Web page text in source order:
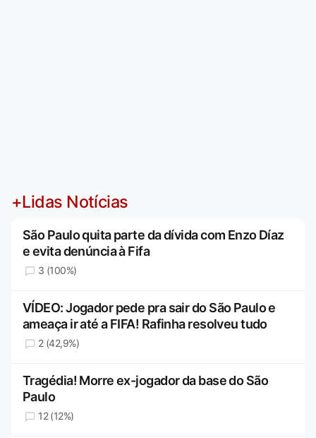
+Lidas Notícias
São Paulo quita parte da dívida com Enzo Díaz
e evita denúncia à Fifa
3 (100%)
VÍDEO: Jogador pede pra sair do São Paulo e
ameaça ir até a FIFA! Rafinha resolveu tudo
2 (42,9%)
Tragédia! Morre ex-jogador da base do São
Paulo
12 (12%)